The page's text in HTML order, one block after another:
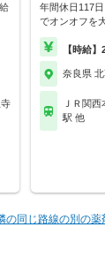
年間休日117
でオンオフを
【時給
奈良県 北
ＪＲ関
駅 他
の同じ路線の別の